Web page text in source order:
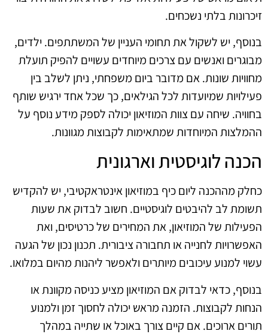
זיכרונות בלתי נשכחים.
בנוסף, יש לשקול את תחומי העניין של המשתתפים. ילדים,
מבוגרים ואנשים עם צרכים מיוחדים עשויים להפיק תועלת
מחוויות שונות. אם מדובר ביום משפחתי, ניתן לשלב בין
פעילויות שמיועדות לכל הגילאים, כך שכל אחד ירגיש שותף
בחוויה. שיחה עם צוות המוזיאון יכולה לספק מידע נוסף על
ההמלצות המיוחדות שמתאימות לקבוצות מגוונות.
הכנה לוגיסטית וארגונית
כחלק מההכנה ליום כיף במוזיאון אינטראקטיבי, יש להקדיש
תשומת לב להיבטים לוגיסטיים. חשוב לבדוק את שעות
הפעילות של המוזיאון, את המחירים של כרטיסים, ואת
האפשרויות לחנייה או תחבורה ציבורית. תכנון נכון של הגעה
עשוי למנוע עיכובים מיותרים ולאפשר ליהנות מהיום במלואו.
בנוסף, כדאי לבדוק אם המוזיאון מציע כניסה מקוונת או
הנחות לקבוצות. הזמנה מראש יכולה לחסוך זמן ולמנוע
תורים ארוכים. אם קיים צורך באוכל או שתייה במהלך